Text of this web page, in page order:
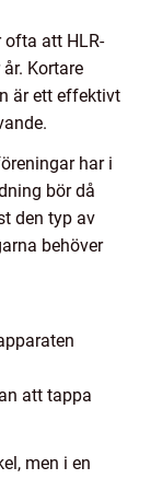
ofta att HLR-
Kortare
är ett effektivt
har i
bör då
den typ av
behöver
att tappa
men i en